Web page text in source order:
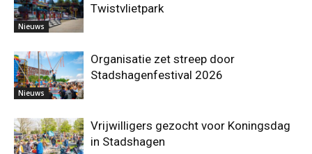
Nieuws
Twistvlietpark
Nieuws
Organisatie zet streep door
Stadshagenfestival 2026
Vrijwilligers gezocht voor Koningsdag
in Stadshagen